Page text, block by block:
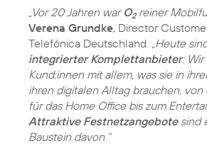
„Vor 20 Jahren war O2reiner
Verena Grundke, Director
Telefónica Deutschland. „Heute
integrierter Komplettanbieter:
Kund:innen mit allem, was sie in
ihren digitalen Alltag brauchen,
für das Home Office bis zum
Attraktive Festnetzangebotesind
Baustein davon.“